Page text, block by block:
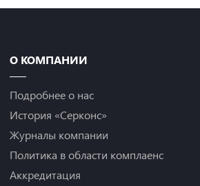
О КОМПАНИИ
Подробнее о нас
История «Серконс»
Журналы компании
Политика в области комплаенс
Аккредитация